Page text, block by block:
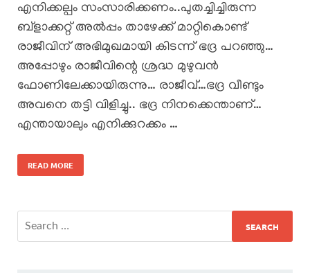
എനിക്കല്പം സംസാരിക്കണം..പുതച്ചിച്ചിരുന്ന
ബ്ളാക്കറ്റ് അൽപ്പം താഴേക്ക് മാറ്റികൊണ്ട്
രാജീവിന് അഭിമുഖമായി കിടന്ന് ഭദ്ര പറഞ്ഞു…
അപ്പോഴും രാജീവിന്റെ ശ്രദ്ധ മുഴുവൻ
ഫോണിലേക്കായിരുന്നു… രാജീവ്‌…ഭദ്ര വീണ്ടും
അവനെ തട്ടി വിളിച്ചു.. ഭദ്ര നിനക്കെന്താണ്…
എന്തായാലും എനിക്കുറക്കം …
READ MORE